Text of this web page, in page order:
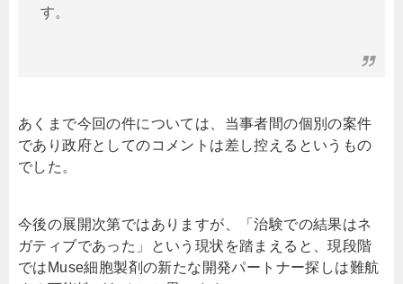
す。
あくまで今回の件については、当事者間の個別の案件
であり政府としてのコメントは差し控えるというもの
でした。
今後の展開次第ではありますが、「治験での結果はネ
ガティブであった」という現状を踏まえると、現段階
ではMuse細胞製剤の新たな開発パートナー探しは難航